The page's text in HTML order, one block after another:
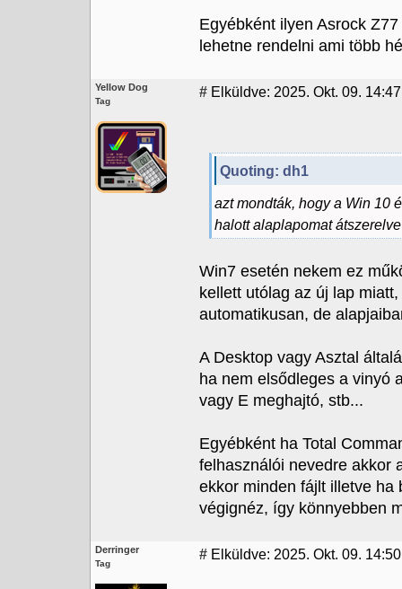
Egyébként ilyen Asrock
lehetne rendelni ami több
Yellow Dog
Tag
# Elküldve: 2025. Okt. 09. 14:47
Quoting: dh1
azt mondták, hogy a Win 10
halott alaplapomat
Win7 esetén nekem ez
kellett utólag az új lap
automatikusan, de
A Desktop vagy Asztal
ha nem elsődleges a vinyó
vagy E meghajtó, stb...
Egyébként ha Total
felhasználói nevedre akkor
ekkor minden fájlt illetve ha
végignéz, így könnyebben
Derringer
Tag
# Elküldve: 2025. Okt. 09. 14:50